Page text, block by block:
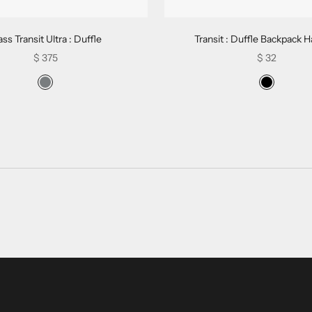
Transit Ultra : Duffle
Sale price
$ 375
Swatch Selectors for Mass Transit Ultra : Duffle
Gravel Gray Ultra
Transit : Duffle Backpack
Sale price
$ 32
Swatch
Noir